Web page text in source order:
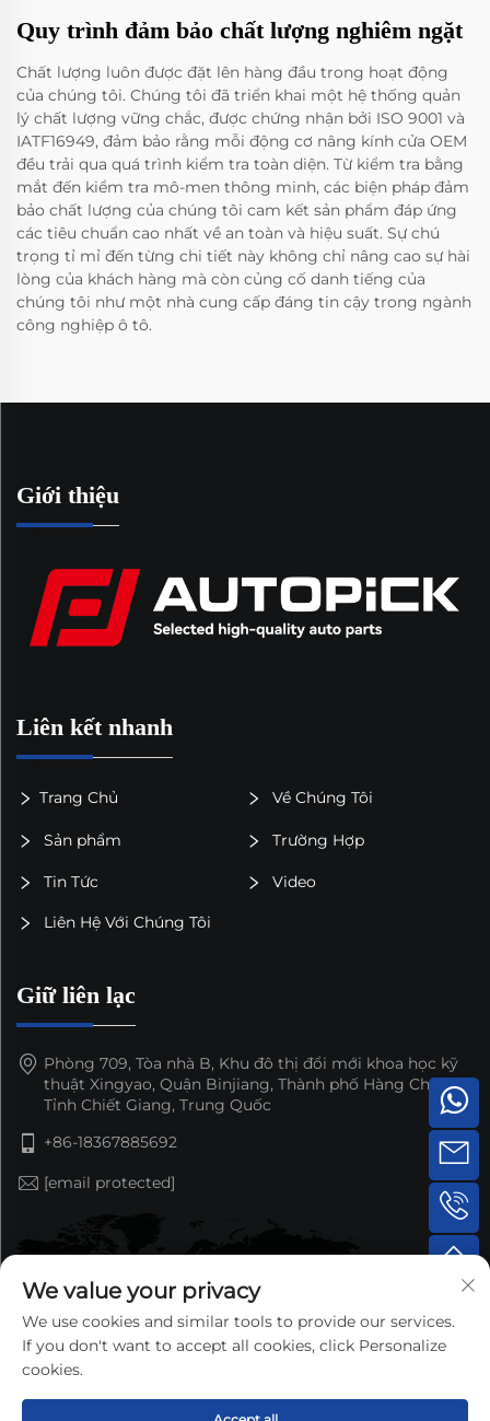
Quy trình đảm bảo chất lượng nghiêm ngặt
Chất lượng luôn được đặt lên hàng đầu trong hoạt động
của chúng tôi. Chúng tôi đã triển khai một hệ thống quản
lý chất lượng vững chắc, được chứng nhận bởi ISO 9001 và
IATF16949, đảm bảo rằng mỗi động cơ nâng kính cửa OEM
đều trải qua quá trình kiểm tra toàn diện. Từ kiểm tra bằng
mắt đến kiểm tra mô-men thông minh, các biện pháp đảm
bảo chất lượng của chúng tôi cam kết sản phẩm đáp ứng
các tiêu chuẩn cao nhất về an toàn và hiệu suất. Sự chú
trọng tỉ mỉ đến từng chi tiết này không chỉ nâng cao sự hài
lòng của khách hàng mà còn củng cố danh tiếng của
chúng tôi như một nhà cung cấp đáng tin cậy trong ngành
công nghiệp ô tô.
Giới thiệu
Liên kết nhanh
Trang Chủ Về Chúng Tôi
Sản phẩm Trường Hợp
Tin Tức Video
Liên Hệ Với Chúng Tôi
Giữ liên lạc
Phòng 709, Tòa nhà B, Khu đô thị đổi mới khoa học kỹ
thuật Xingyao, Quận Binjiang, Thành phố Hàng Châu,
Tỉnh Chiết Giang, Trung Quốc
+86-18367885692
[email protected]
We value your privacy
We use cookies and similar tools to provide our services.
If you don't want to accept all cookies, click Personalize
cookies.